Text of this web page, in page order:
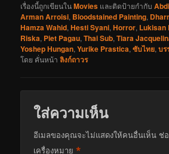
เรื่องนี้ถูกเขียนในMovies และติดป้ายกำกับ
Arman Arroisi, Bloodstained Painting,
Hamza Wahid,Hesti Syani,Horror, Lukisan
Riska, Piet Pagau,Thai Sub,Tiara
Yoshep Hungan,Yurike Prastica,ซับไทย,บร
โดย คั่นหน้าลิงก์ถาวร
ใส่ความเห็น
อีเมลของคุณจะไม่แสดงให้คนอื่นเห็น ช่
เครื่องหมาย